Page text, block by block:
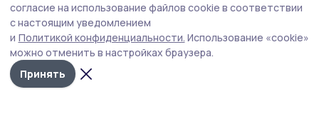
согласие на использование файлов cookie в соответствии
с настоящим уведомлением
и Политикой конфиденциальности. Использование «cookie»
можно отменить в настройках браузера.
Принять